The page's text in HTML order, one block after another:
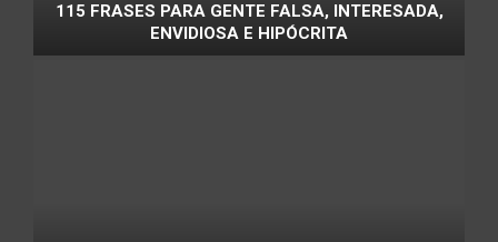
115 FRASES PARA GENTE FALSA, INTERESADA,
ENVIDIOSA E HIPÓCRITA